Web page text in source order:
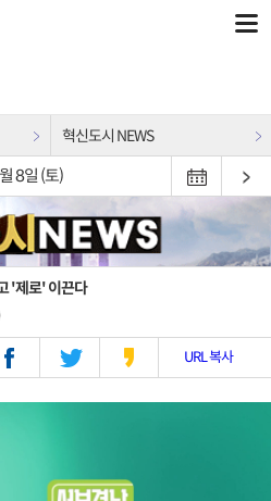
혁신도시 NEWS
8일 (토)
'제로' 이끈다
URL 복사